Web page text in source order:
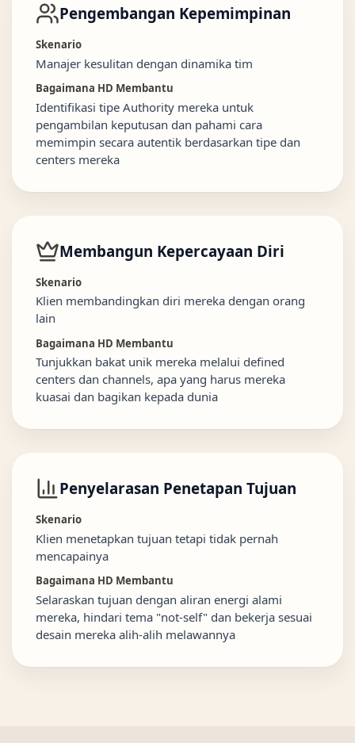
Pengembangan Kepemimpinan
Skenario
Manajer kesulitan dengan dinamika tim
Bagaimana HD Membantu
Identifikasi tipe Authority mereka untuk
pengambilan keputusan dan pahami cara
memimpin secara autentik berdasarkan tipe dan
centers mereka
Membangun Kepercayaan Diri
Skenario
Klien membandingkan diri mereka dengan orang
lain
Bagaimana HD Membantu
Tunjukkan bakat unik mereka melalui defined
centers dan channels, apa yang harus mereka
kuasai dan bagikan kepada dunia
Penyelarasan Penetapan Tujuan
Skenario
Klien menetapkan tujuan tetapi tidak pernah
mencapainya
Bagaimana HD Membantu
Selaraskan tujuan dengan aliran energi alami
mereka, hindari tema "not-self" dan bekerja sesuai
desain mereka alih-alih melawannya